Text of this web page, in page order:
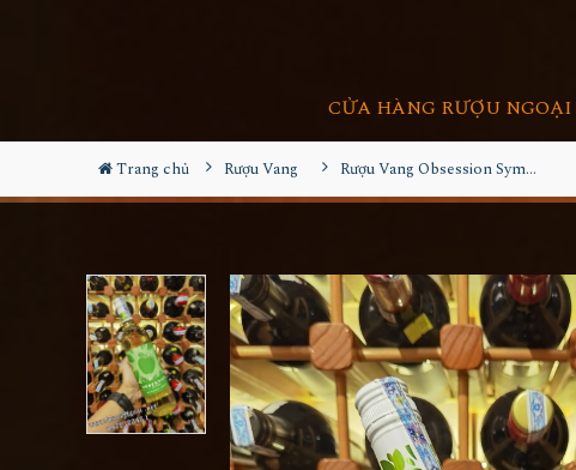
CỬA HÀNG RƯỢU NGOẠI
Trang chủ Rượu Vang Rượu Vang Obsession Symphony Apple